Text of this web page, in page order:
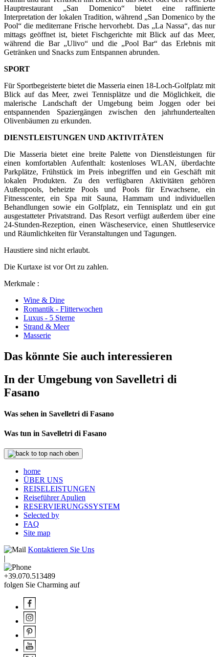
Hauptrestaurant „San Domenico“ bietet eine raffinierte
Interpretation der lokalen Tradition, während „San Domenico by the
Pool“ die mediterrane Frische hervorhebt. Das „La Nassa“, das nur
mittags geöffnet ist, bietet Fischgerichte mit Blick auf das Meer,
während die Bar „Ulivo“ und die „Pool Bar“ das Erlebnis mit
Getränken und Snacks zum Entspannen abrunden.
SPORT
Für Sportbegeisterte bietet die Masseria einen 18-Loch-Golfplatz mit
Blick auf das Meer, zwei Tennisplätze und die Möglichkeit, die
malerische Landschaft der Umgebung beim Joggen oder bei
entspannenden Spaziergängen zwischen den jahrhundertealten
Olivenbäumen zu erkunden.
DIENSTLEISTUNGEN UND AKTIVITÄTEN
Die Masseria bietet eine breite Palette von Dienstleistungen für
einen komfortablen Aufenthalt: kostenloses WLAN, überdachte
Parkplätze, Frühstück im Preis inbegriffen und ein Geschäft mit
lokalen Produkten. Zu den verfügbaren Aktivitäten gehören
Außenpools, beheizte Pools und Pools für Erwachsene, ein
Fitnesscenter, ein Spa mit Sauna, Hammam und individuellen
Behandlungen sowie ein Golfplatz, ein Tennisplatz und ein gut
ausgestatteter Privatstrand. Das Resort verfügt außerdem über eine
24-Stunden-Rezeption, einen Wäscheservice, einen Shuttleservice
und Räumlichkeiten für Veranstaltungen und Tagungen.
Haustiere sind nicht erlaubt.
Die Kurtaxe ist vor Ort zu zahlen.
Merkmale :
Wine & Dine
Romantik - Flitterwochen
Luxus - 5 Sterne
Strand & Meer
Masserie
Das könnte Sie auch interessieren
In der Umgebung von Savelletri di
Fasano
Was sehen in Savelletri di Fasano
Was tun in Savelletri di Fasano
nach oben
home
ÜBER UNS
REISELEISTUNGEN
Reiseführer Apulien
RESERVIERUNGSSYSTEM
Selected by
FAQ
Site map
Kontaktieren Sie Uns
|
+39.070.513489
folgen Sie Charming auf